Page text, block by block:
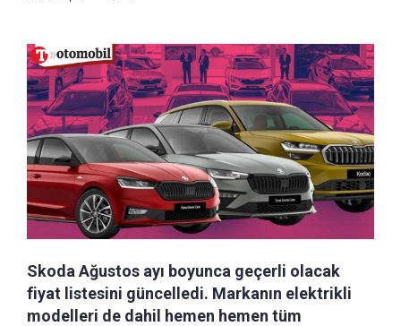
Skoda Ağustos ayı boyunca geçerli olacak
fiyat listesini güncelledi. Markanın elektrikli
modelleri de dahil hemen hemen tüm